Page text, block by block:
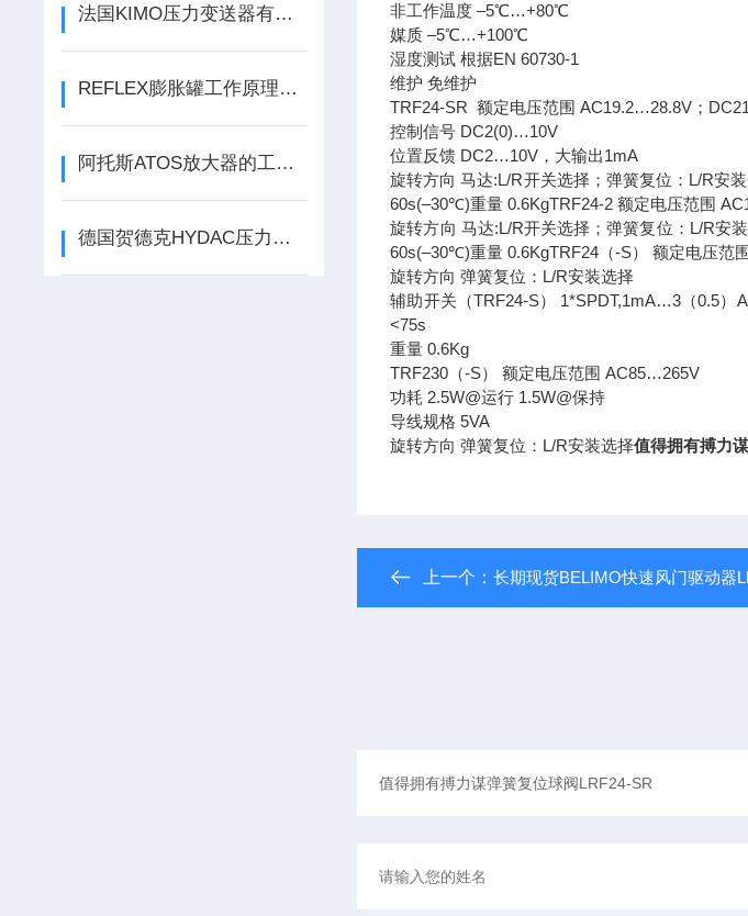
法国KIMO压力变送器有什么作用
REFLEX膨胀罐工作原理是什么？
阿托斯ATOS放大器的工作原理是什么
德国贺德克HYDAC压力传感器是什么
非工作温度 –5℃…+80℃
媒质 –5℃…+100℃
湿度测试 根据EN 60730-1
维护 免维护
TRF24-SR 额定电压范围 AC19.2…28.8V；
控制信号 DC2(0)…10V
位置反馈 DC2…10V，大输出1mA
旋转方向 马达:L/R开关选择；弹簧复位：L/R
60s(–30℃)重量 0.6KgTRF24-2 额定电压范围
旋转方向 马达:L/R开关选择；弹簧复位：L/R
60s(–30℃)重量 0.6KgTRF24（-S） 额定电压范
旋转方向 弹簧复位：L/R安装选择
辅助开关（TRF24-S） 1*SPDT,1mA…3（0.5
<75s
重量 0.6Kg
TRF230（-S） 额定电压范围 AC85…265V
功耗 2.5W@运行 1.5W@保持
导线规格 5VA
旋转方向 弹簧复位：L/R安装选择值得拥有搏力
上一个：长期现货BELIMO快速风门驱动器